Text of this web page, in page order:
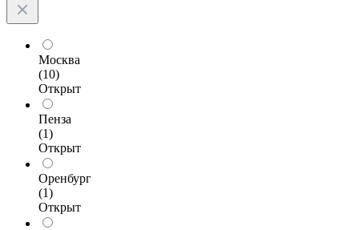
Москва
(10)
Открыт
Пенза
(1)
Открыт
Оренбург
(1)
Открыт